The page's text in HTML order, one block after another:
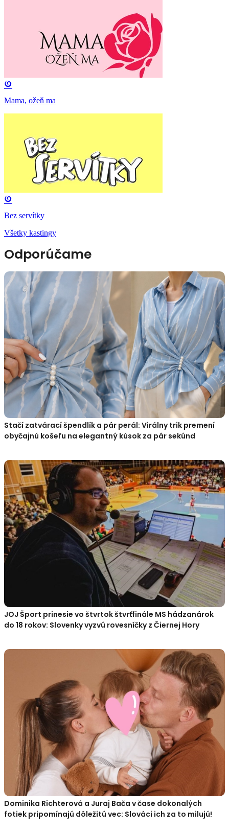
Mama, ožeň ma
Bez servítky
Všetky kastingy
Odporúčame
Stačí zatvárací špendlík a pár perál: Virálny trik premení
obyčajnú košeľu na elegantný kúsok za pár sekúnd
JOJ Šport prinesie vo štvrtok štvrťfinále MS hádzanárok
do 18 rokov: Slovenky vyzvú rovesníčky z Čiernej Hory
Dominika Richterová a Juraj Bača v čase dokonalých
fotiek pripomínajú dôležitú vec: Slováci ich za to milujú!